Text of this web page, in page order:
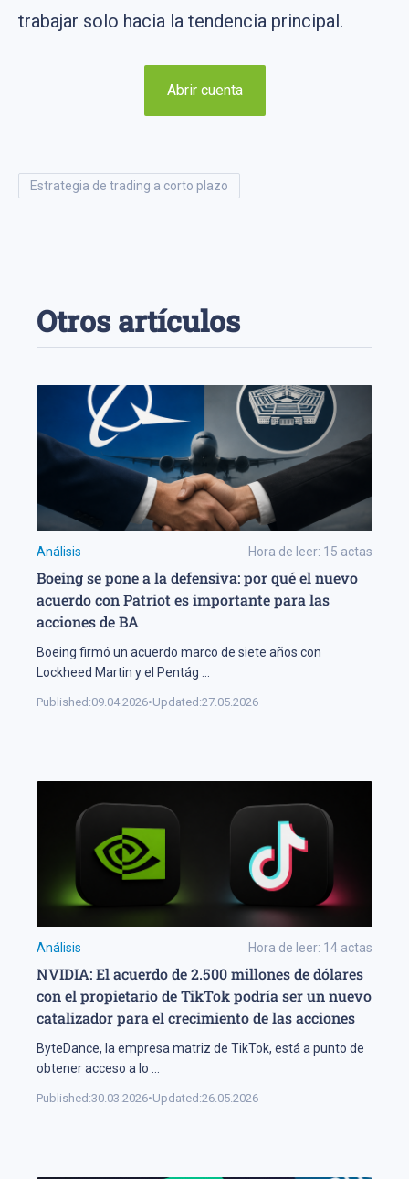
trabajar solo hacia la tendencia principal.
Abrir cuenta
estrategia de trading a corto plazo
Otros artículos
Análisis Hora de leer: 15 actas
Boeing se pone a la defensiva: por qué el nuevo
acuerdo con Patriot es importante para las
acciones de BA
Boeing firmó un acuerdo marco de siete años con
Lockheed Martin y el Pentág ...
Published:09.04.2026•Updated:27.05.2026
Análisis Hora de leer: 14 actas
NVIDIA: El acuerdo de 2.500 millones de dólares
con el propietario de TikTok podría ser un nuevo
catalizador para el crecimiento de las acciones
ByteDance, la empresa matriz de TikTok, está a punto de
obtener acceso a lo ...
Published:30.03.2026•Updated:26.05.2026